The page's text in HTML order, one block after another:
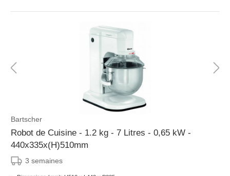
Bartscher
Robot de Cuisine - 1.2 kg - 7 Litres - 0,65 kW -
440x335x(H)510mm
3 semaines